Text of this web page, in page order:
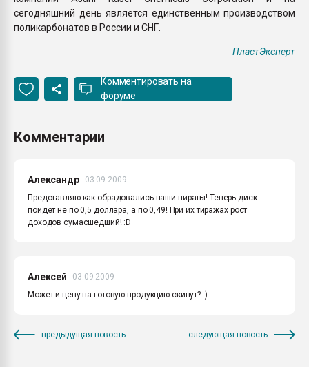
сегодняшний день является единственным производством
поликарбонатов в России и СНГ.
ПластЭксперт
Комментировать на
форуме
Комментарии
Александр
03.09.2009
Представляю как обрадовались наши пираты! Теперь диск
пойдет не по 0,5 доллара, а по 0,49! При их тиражах рост
доходов сумасшедший! :D
Алексей
03.09.2009
Может и цену на готовую продукцию скинут? :)
предыдущая новость следующая новость